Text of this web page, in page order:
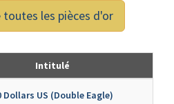
les pièces d'or
Intitulé
Dollars US (Double Eagle)